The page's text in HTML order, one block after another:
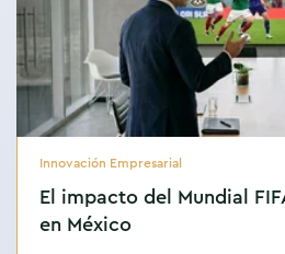
Innovación Empresarial
El impacto del Mundial
en México